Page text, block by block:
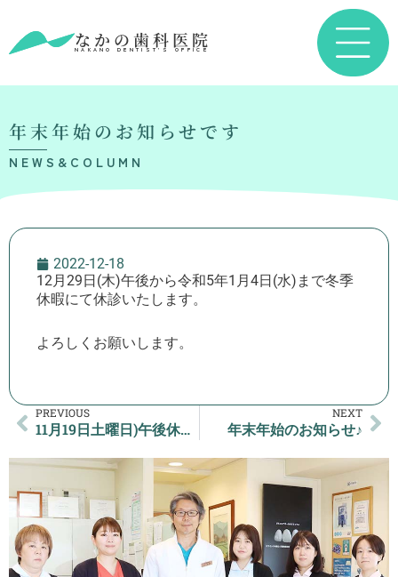
なかの歯科医院
NAKANO DENTIST’S OFFICE
年末年始のお知らせです
NEWS&COLUMN
2022-12-18
12月29日(木)午後から令和5年1月4日(水)まで冬季
休暇にて休診いたします。
よろしくお願いします。
PREVIOUS
11月19日土曜日)午後休診のお知らせ♪
NEXT
年末年始のお知らせ♪